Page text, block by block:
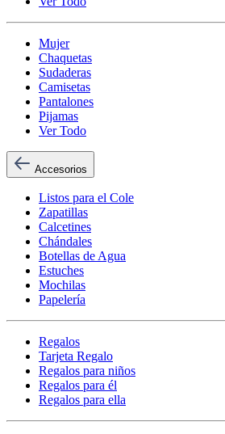
Mujer
Chaquetas
Sudaderas
Camisetas
Pantalones
Pijamas
Ver Todo
Accesorios
Listos para el Cole
Zapatillas
Calcetines
Chándales
Botellas de Agua
Estuches
Mochilas
Papelería
Regalos
Tarjeta Regalo
Regalos para niños
Regalos para él
Regalos para ella